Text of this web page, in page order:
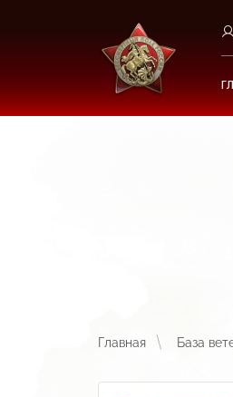
Главная База